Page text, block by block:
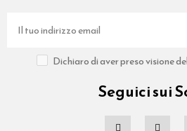
Dichiaro di aver preso visione
Seguici sui